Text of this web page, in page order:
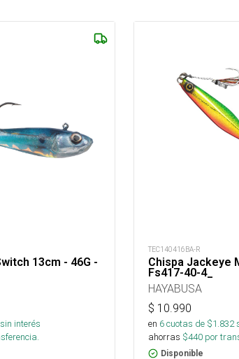
13cm - 46G -
sin interés
TEC140416BA-R
Chispa Jackeye
Fs417-40-4_
HAYABUSA
$ 10.990
en 6cuotas de $1.832
ahorras $440 por
Disponible